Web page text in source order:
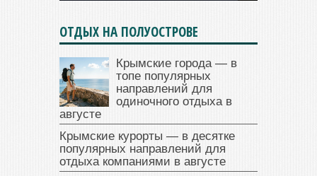
ОТДЫХ НА ПОЛУОСТРОВЕ
Крымские города — в
топе популярных
направлений для
одиночного отдыха в
августе
Крымские курорты — в десятке
популярных направлений для
отдыха компаниями в августе